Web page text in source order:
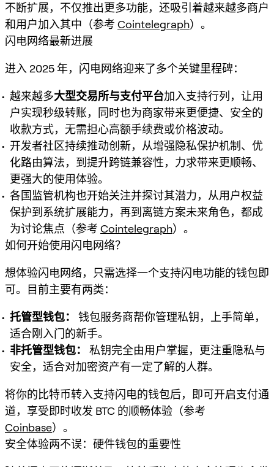
不断扩展，不仅推出更多功能，还吸引着越来越多商户
和用户加入其中（参考 Cointelegraph）。
闪电网络最新进展
进入 2025 年，闪电网络迎来了多个关键里程碑：
越来越多大型交易所与支付平台加入支持行列，让用
户实现秒级转账，同时也为商家带来更便捷、安全的
收款方式，无需担心高额手续费或价格波动。
开发者社区持续推动创新，从增强隐私保护机制、优
化路由算法，到提升跨链兼容性，力求带来更顺畅、
更强大的使用体验。
各国监管机构也开始关注并探讨其潜力，从用户权益
保护到系统扩展能力，再到离链方案未来角色，都成
为讨论焦点（参考 Cointelegraph）。
如何开始使用闪电网络？
想体验闪电网络，只需选择一个支持闪电功能的钱包即
可。目前主要有两类：
托管型钱包：
钱包服务商帮你管理私钥，上手简单，
适合刚入门的新手。
非托管型钱包：
私钥完全由用户掌握，更注重隐私与
安全，适合对加密资产有一定了解的人群。
将你的比特币转入支持闪电的钱包后，即可开启支付通
道，享受即时收发 BTC 的顺畅体验（参考
Coinbase）。
安全体验两不误：硬件钱包的重要性